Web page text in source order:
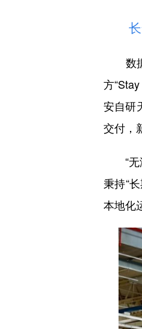
长安
数据
方
安自研
交付，
“无
秉持“
本地化